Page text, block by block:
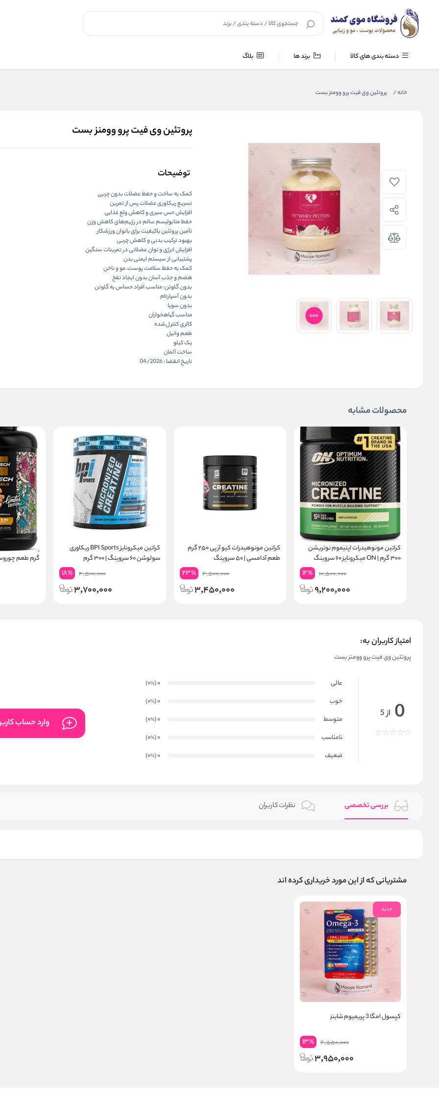
دسته بندی های کالا برند ها بلاگ
خانه/ پروتئین وی فیت پرو وومنز بست
پروتئین وی فیت پرو وومنز بست
توضیحات
کمک به ساخت و حفظ عضلات بدون چربی
تسریع ریکاوری عضلات پس از تمرین
افزایش حس سیری و کاهش ولع غذایی
حفظ متابولیسم سالم در رژیم‌های کاهش وزن
تأمین پروتئین باکیفیت برای بانوان ورزشکار
بهبود ترکیب بدنی و کاهش چربی
افزایش انرژی و توان عضلانی در تمرینات سنگین
پشتیبانی از سیستم ایمنی بدن
کمک به حفظ سلامت پوست، مو و ناخن
هضم و جذب آسان بدون ایجاد نفخ
بدون گلوتن: مناسب افراد حساس به گلوتن
بدون آسپارتام
بدون سویا
مناسب گیاهخواران
کالری کنترل‌شده
طعم وانیل
یک کیلو
ساخت آلمان
تاریخ انقضا : 04/2026
محصولات مشابه
کراتین مونوهیدرات اپتیموم نوتریشن
۳۰۰ گرم | ON میکرونایز ۶۰ سروینگ
10,500,000
12%
9,200,000
کراتین مونوهیدرات کیو آر پی ۲۵۰ گرم
طعم آدامسی | ۵۰ سروینگ
4,500,000
23%
3,450,000
کراتین میکرونایز BPI Sports ریکاوری
سولوشن ۶۰ سروینگ | ۳۰۰ گرم
4,500,000
18%
3,700,000
گرم طعم چوروس | ۲۴ گرم
امتیاز کاربران به:
پروتئین وی فیت پرو وومنز بست
0 از 5
عالی 0
(0
%
)
خوب
0
(0
%
)
متوسط
0
(0
%
)
نامناسب
0
(0
%
)
ضعیف
0
(0
%
)
وارد حساب
بررسی تخصصی نظرات کاربران
مشتریانی که از این مورد خریداری کرده اند
جدید
کپسول امگا 3 پریمیوم شابنز
4,550,000
13%
3,950,000